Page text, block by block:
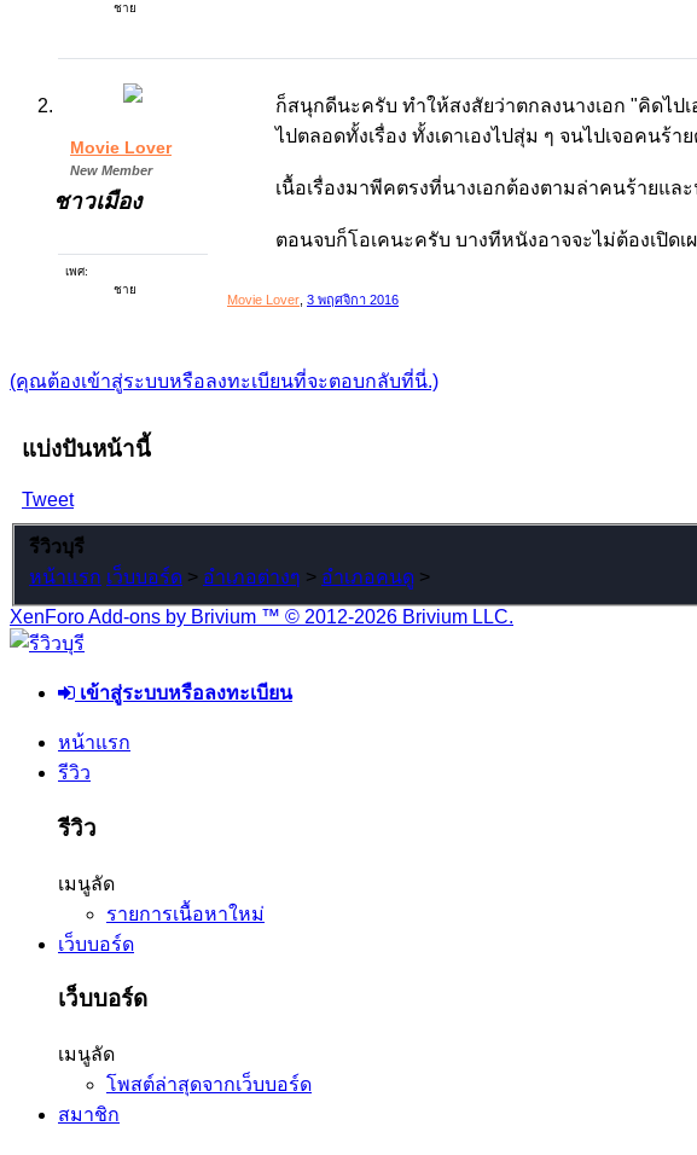
ชาย
Movie Lover
New Member
ชาวเมือง
เพศ:
ชาย
ก็สนุกดีนะครับ ทำให้สงสัยว่าตกลงนางเอก "คิดไป
ไปตลอดทั้งเรื่อง ทั้งเดาเองไปสุ่ม ๆ จนไปเจอคนร้
เนื้อเรื่องมาพีคตรงที่นางเอกต้องตามล่าคนร้ายแล
ตอนจบก็โอเคนะครับ บางทีหนังอาจจะไม่ต้องเปิด
Movie Lover 3 พฤศจิกา 2016
(คุณต้องเข้าสู่ระบบหรือลงทะเบียนที่จะตอบกลับที่นี่.)
แบ่งปันหน้านี้
Tweet
รีวิวบุรี
หน้าแรก เว็บบอร์ด > อำเภอต่างๆ > อำเภอคนดู >
XenForo Add-ons by Brivium ™ © 2012-2026 Brivium LLC.
เข้าสู่ระบบหรือลงทะเบียน
หน้าแรก
รีวิว
รีวิว
เมนูลัด
รายการเนื้อหาใหม่
เว็บบอร์ด
เว็บบอร์ด
เมนูลัด
โพสต์ล่าสุดจากเว็บบอร์ด
สมาชิก